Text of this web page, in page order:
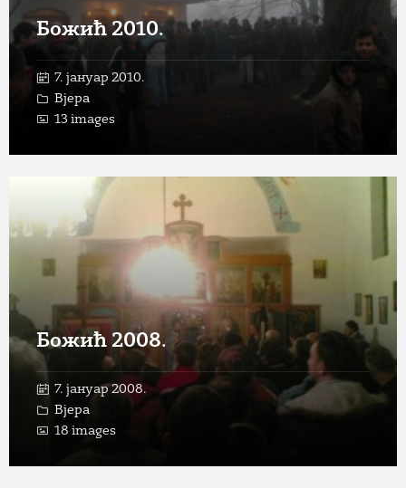
Божић 2010.
7. јануар 2010.
Вјера
13 images
Божић 2008.
7. јануар 2008.
Вјера
18 images